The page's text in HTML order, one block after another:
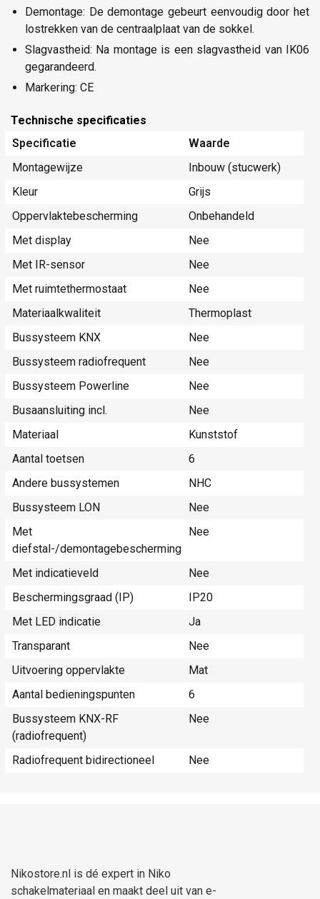
Demontage: De demontage gebeurt eenvoudig door het
lostrekken van de centraalplaat van de sokkel.
Slagvastheid: Na montage is een slagvastheid van IK06
gegarandeerd.
Markering: CE
Technische specificaties
Specificatie
Waarde
Montagewijze
Inbouw (stucwerk)
Kleur
Grijs
Oppervlaktebescherming
Onbehandeld
Met display
Nee
Met IR-sensor
Nee
Met ruimtethermostaat
Nee
Materiaalkwaliteit
Thermoplast
Bussysteem KNX
Nee
Bussysteem radiofrequent
Nee
Bussysteem Powerline
Nee
Busaansluiting incl.
Nee
Materiaal
Kunststof
Aantal toetsen
6
Andere bussystemen
NHC
Bussysteem LON
Nee
Met
diefstal-/demontagebescherming
Nee
Met indicatieveld
Nee
Beschermingsgraad (IP)
IP20
Met LED indicatie
Ja
Transparant
Nee
Uitvoering oppervlakte
Mat
Aantal bedieningspunten
6
Bussysteem KNX-RF
(radiofrequent)
Nee
Radiofrequent bidirectioneel Nee
Nikostore.nl is dé expert in Niko
schakelmateriaal en maakt deel uit van e-